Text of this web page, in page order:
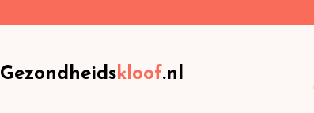
Gezondheids kloof.nl